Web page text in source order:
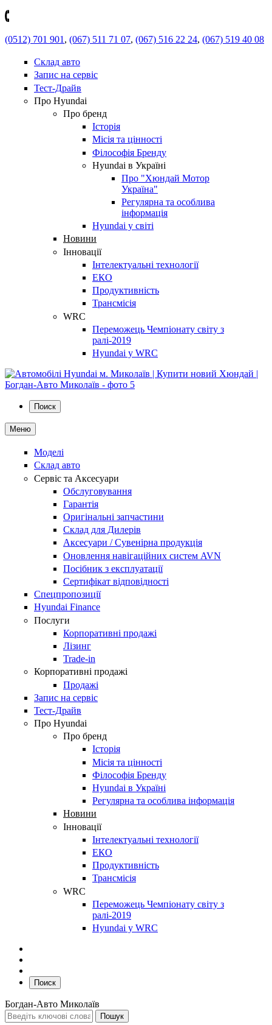
(0512) 701 901 , (067) 511 71 07, (067) 516 22 24, (067) 519 40 08
Склад авто
Запис на сервіс
Тест-Драйв
Про Hyundai
Про бренд
Історія
Місія та цінності
Філософія Бренду
Hyundai в Україні
Про "Хюндай Мотор
Україна"
Регулярна та особлива
інформація
Hyundai у світі
Новини
Інновації
Інтелектуальні технології
ЕКО
Продуктивність
Трансмісія
WRC
Переможець Чемпіонату світу з
ралі-2019
Hyundai у WRC
Поиск
Меню
Моделі
Склад авто
Сервіс та Аксесуари
Обслуговування
Гарантія
Оригінальні запчастини
Склад для Дилерів
Аксесуари / Сувенірна продукція
Оновлення навігаційних систем AVN
Посібник з експлуатації
Сертифікат відповідності
Спецпропозиції
Hyundai Finance
Послуги
Корпоративні продажі
Лізинг
Trade-in
Корпоративні продажі
Продажі
Запис на сервіс
Тест-Драйв
Про Hyundai
Про бренд
Історія
Місія та цінності
Філософія Бренду
Hyundai в Україні
Регулярна та особлива інформація
Новини
Інновації
Інтелектуальні технології
ЕКО
Продуктивність
Трансмісія
WRC
Переможець Чемпіонату світу з
ралі-2019
Hyundai у WRC
Поиск
Богдан-Авто Миколаїв